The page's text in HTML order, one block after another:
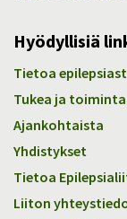
Hyödyllisiä
Tietoa
Tukea ja
Ajankohtaista
Yhdistykset
Tietoa
Liiton